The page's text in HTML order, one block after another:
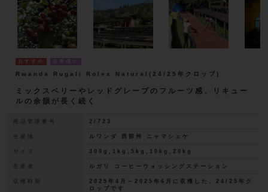
Rwanda Rugali Rolex Natural(24/25年クロップ)
ミックスベリーやレッドグレープのフルーツ感、リキュー
ルの余韻が長く続く
商品管理番号 2/723
生産地 ルワンダ 西部州 ニャマシェケ
サイズ 300g,1kg,5kg,10kg,20kg
生産者 ルガリ コーヒーウォッシングステーション
収穫時期
2025年4月～2025年6月に収穫した、24/25年ク
ロップです